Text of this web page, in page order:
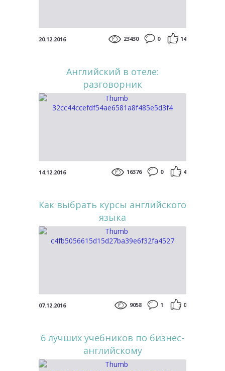
20.12.2016 23430 0 14
Английский в отеле:
разговорник
14.12.2016 16376 0 4
Как выбрать курсы английского
языка
07.12.2016 9058 1 0
6 лучших учебников по бизнес-
английскому